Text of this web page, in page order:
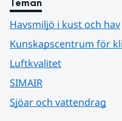
Havsmiljö i kust och hav
Kunskapscentrum för
Luftkvalitet
SIMAIR
Sjöar och vattendrag